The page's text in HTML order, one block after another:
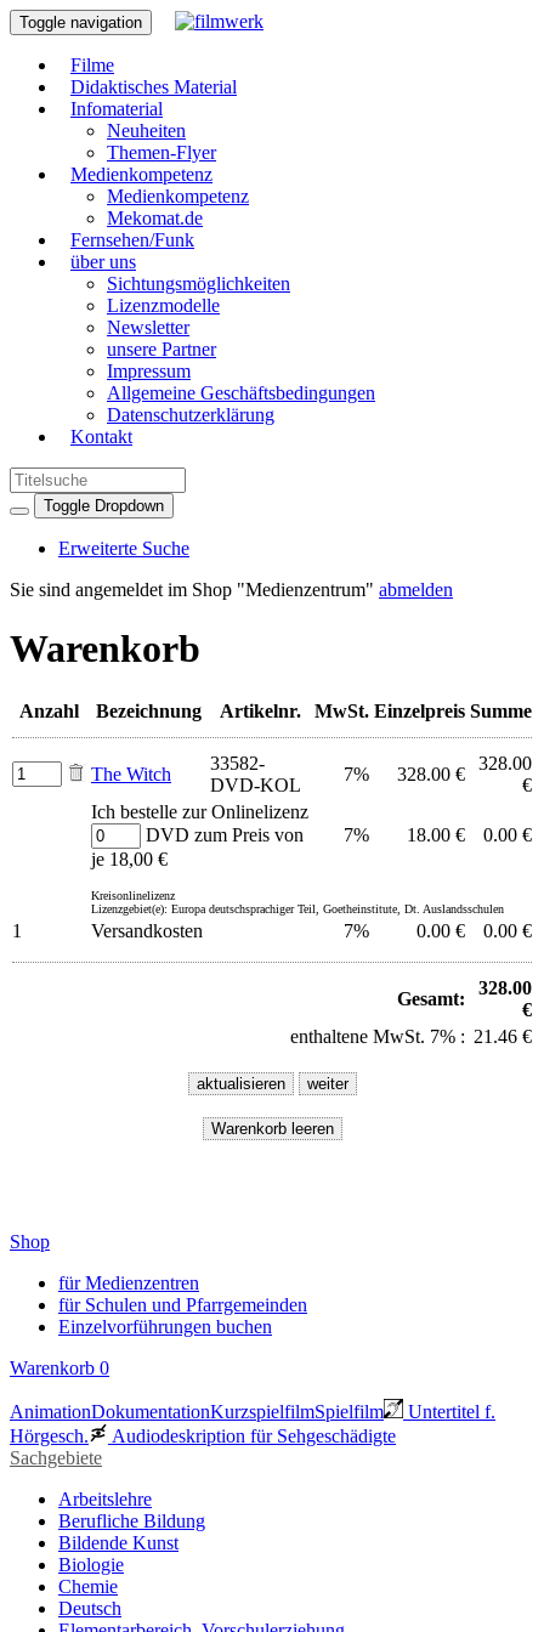
Toggle navigation
Filme
Didaktisches Material
Infomaterial
Neuheiten
Themen-Flyer
Medienkompetenz
Medienkompetenz
Mekomat.de
Fernsehen/Funk
über uns
Sichtungsmöglichkeiten
Lizenzmodelle
Newsletter
unsere Partner
Impressum
Allgemeine Geschäftsbedingungen
Datenschutzerklärung
Kontakt
Toggle Dropdown
Erweiterte Suche
Sie sind angemeldet im Shop "Medienzentrum" abmelden
Warenkorb
Anzahl Bezeichnung Artikelnr. MwSt. Einzelpreis Summe
The Witch
33582-
DVD-KOL
7% 328.00 €
328.00
€
Ich bestelle zur Onlinelizenz
DVD zum Preis von
je 18,00 €
7% 18.00 € 0.00 €
Kreisonlinelizenz
Lizenzgebiet(e): Europa deutschsprachiger Teil, Goetheinstitute, Dt. Auslandsschulen
1 Versandkosten 7% 0.00 € 0.00 €
Gesamt:
328.00
€
enthaltene MwSt. 7% : 21.46 €
Shop
für Medienzentren
für Schulen und Pfarrgemeinden
Einzelvorführungen buchen
Warenkorb 0
AnimationDokumentationKurzspielfilmSpielfilm
Untertitel f.
Hörgesch.
Audiodeskription für Sehgeschädigte
Sachgebiete
Arbeitslehre
Berufliche Bildung
Bildende Kunst
Biologie
Chemie
Deutsch